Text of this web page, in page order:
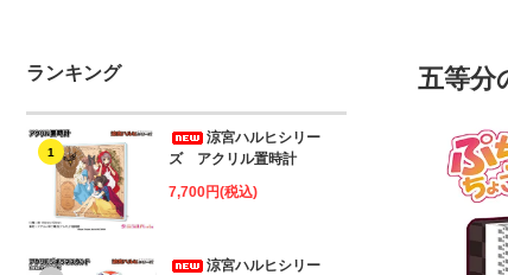
ランキング
1
涼宮ハルヒシリー
ズ アクリル置時計
7,700円(税込)
涼宮ハルヒシリー
五等分